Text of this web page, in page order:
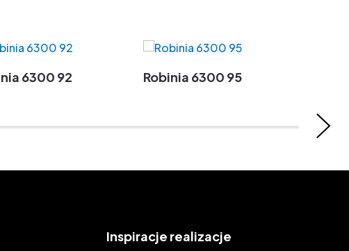
6300 92 Robinia 6300 95
Inspiracje realizacje